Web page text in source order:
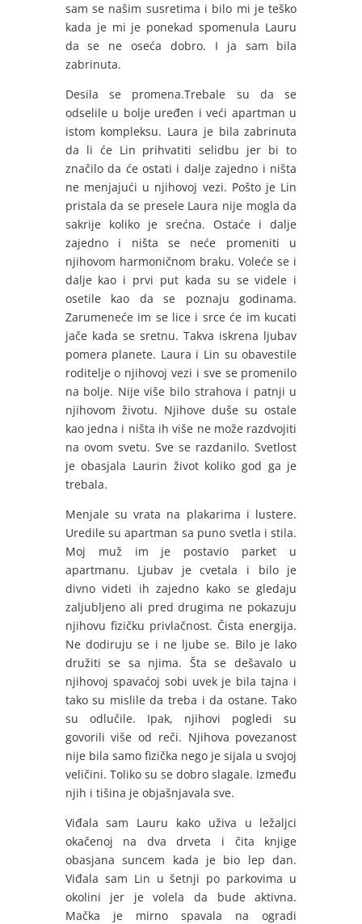
sam se našim susretima i bilo mi je teško
kada je mi je ponekad spomenula Lauru
da se ne oseća dobro. I ja sam bila
zabrinuta.
Desila se promena.Trebale su da se
odselile u bolje uređen i veći apartman u
istom kompleksu. Laura je bila zabrinuta
da li će Lin prihvatiti selidbu jer bi to
značilo da će ostati i dalje zajedno i ništa
ne menjajući u njihovoj vezi. Pošto je Lin
pristala da se presele Laura nije mogla da
sakrije koliko je srećna. Ostaće i dalje
zajedno i ništa se neće promeniti u
njihovom harmoničnom braku. Voleće se i
dalje kao i prvi put kada su se videle i
osetile kao da se poznaju godinama.
Zarumeneće im se lice i srce će im kucati
jače kada se sretnu. Takva iskrena ljubav
pomera planete. Laura i Lin su obavestile
roditelje o njihovoj vezi i sve se promenilo
na bolje. Nije više bilo strahova i patnji u
njihovom životu. Njihove duše su ostale
kao jedna i ništa ih više ne može razdvojiti
na ovom svetu. Sve se razdanilo. Svetlost
je obasjala Laurin život koliko god ga je
trebala.
Menjale su vrata na plakarima i lustere.
Uredile su apartman sa puno svetla i stila.
Moj muž im je postavio parket u
apartmanu. Ljubav je cvetala i bilo je
divno videti ih zajedno kako se gledaju
zaljubljeno ali pred drugima ne pokazuju
njihovu fizičku privlačnost. Čista energija.
Ne dodiruju se i ne ljube se. Bilo je lako
družiti se sa njima. Šta se dešavalo u
njihovoj spavaćoj sobi uvek je bila tajna i
tako su mislile da treba i da ostane. Tako
su odlučile. Ipak, njihovi pogledi su
govorili više od reči. Njihova povezanost
nije bila samo fizička nego je sijala u svojoj
veličini. Toliko su se dobro slagale. Između
njih i tišina je objašnjavala sve.
Viđala sam Lauru kako uživa u ležaljci
okačenoj na dva drveta i čita knjige
obasjana suncem kada je bio lep dan.
Viđala sam Lin u šetnji po parkovima u
okolini jer je volela da bude aktivna.
Mačka je mirno spavala na ogradi